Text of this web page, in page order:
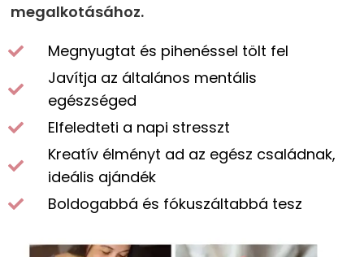
megalkotásához.
Megnyugtat és pihenéssel tölt fel
Javítja az általános mentális
egészséged
Elfeledteti a napi stresszt
Kreatív élményt ad az egész családnak,
ideális ajándék
Boldogabbá és fókuszáltabbá tesz